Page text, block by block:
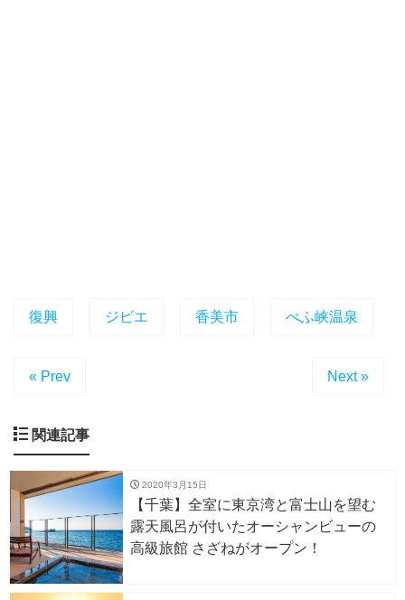
復興 ジビエ 香美市 べふ峡温泉
« Prev Next »
関連記事
2020年3月15日
【千葉】全室に東京湾と富士山を望む
露天風呂が付いたオーシャンビューの
高級旅館 さざねがオープン！